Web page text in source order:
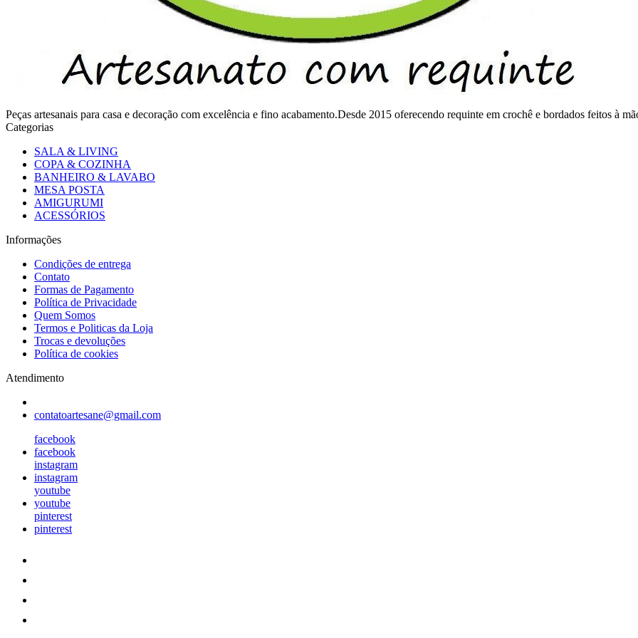
Peças artesanais para casa e decoração com excelência e fino acabamento.Desde 2015 oferecendo requinte em crochê e bordados feitos à
Categorias
SALA & LIVING
COPA & COZINHA
BANHEIRO & LAVABO
MESA POSTA
AMIGURUMI
ACESSÓRIOS
Informações
Condições de entrega
Contato
Formas de Pagamento
Política de Privacidade
Quem Somos
Termos e Politicas da Loja
Trocas e devoluções
Política de cookies
Atendimento
contatoartesane@gmail.com
facebook
facebook
instagram
instagram
youtube
youtube
pinterest
pinterest